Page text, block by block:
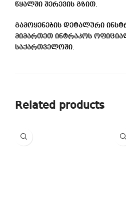
წყალში შერევის გზით.
გამოყენების დეტალური
მიმართეთ ინტრაკოს
საქართველოში.
Related products